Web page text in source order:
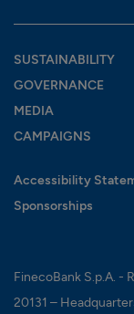
SUSTAINABILITY
GOVERNANCE
MEDIA
CAMPAIGNS
Accessibility
Sponsorships
FinecoBank S.p.A. -
20131 –